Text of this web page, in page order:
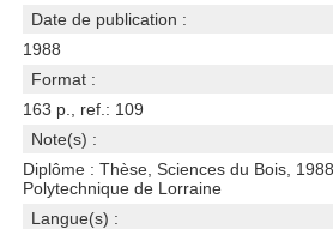
Date de publication :
1988
Format :
163 p., ref.: 109
Note(s) :
Diplôme : Thèse, Sciences du Bois,
Polytechnique de Lorraine
Langue(s) :